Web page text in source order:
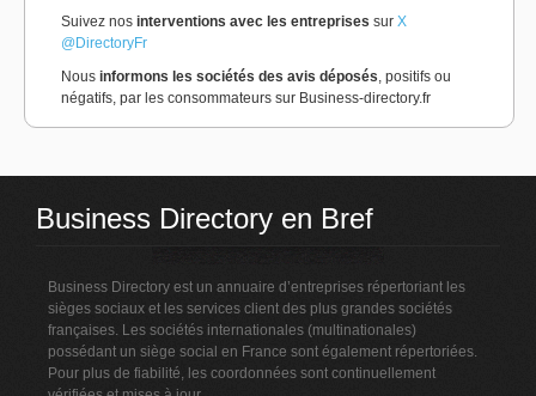
Suivez nos interventions avec les entreprises sur X
@DirectoryFr
Nous informons les sociétés des avis déposés, positifs ou
négatifs, par les consommateurs sur Business-directory.fr
Business Directory en Bref
Business Directory est un annuaire d’entreprises répertoriant les
sièges sociaux et les services client des plus grandes sociétés
françaises. Les sociétés internationales (multinationales)
possédant un siège social en France sont également répertoriées.
Pour plus de fiabilité, les coordonnées sont continuellement